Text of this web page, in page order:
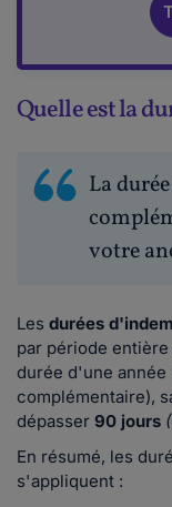
Quelle est la
La
votre
Les durées
par période
durée d'une
complémentaire),
dépasser 90 jours
En résumé, les
s'appliquent :